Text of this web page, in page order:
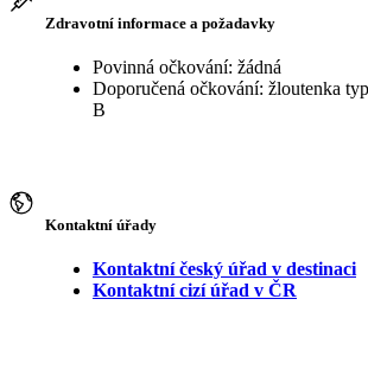
Zdravotní informace a požadavky
Povinná očkování: žádná
Doporučená očkování: žloutenka
B
Kontaktní úřady
Kontaktní český úřad v destinaci
Kontaktní cizí úřad v ČR